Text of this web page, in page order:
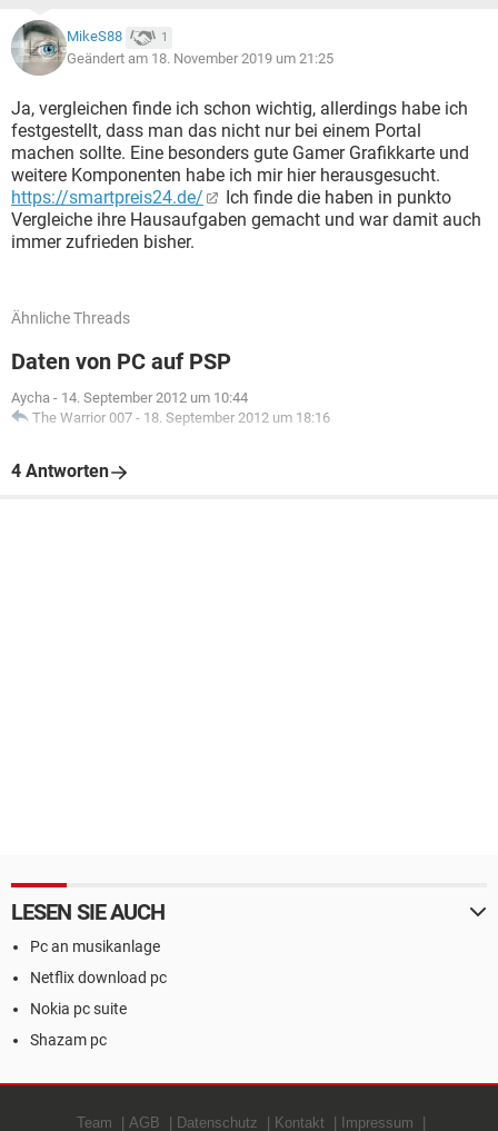
MikeS88 1
Geändert am 18. November 2019 um 21:25
Ja, vergleichen finde ich schon wichtig, allerdings habe ich
festgestellt, dass man das nicht nur bei einem Portal
machen sollte. Eine besonders gute Gamer Grafikkarte und
weitere Komponenten habe ich mir hier herausgesucht.
https://smartpreis24.de/
Ich finde die haben in punkto
Vergleiche ihre Hausaufgaben gemacht und war damit auch
immer zufrieden bisher.
Ähnliche Threads
Daten von PC auf PSP
Aycha - 14. September 2012 um 10:44
The Warrior 007 - 18. September 2012 um 18:16
4 Antworten
LESEN SIE AUCH
Pc an musikanlage
Netflix download pc
Nokia pc suite
Shazam pc
Team AGB Datenschutz Kontakt Impressum